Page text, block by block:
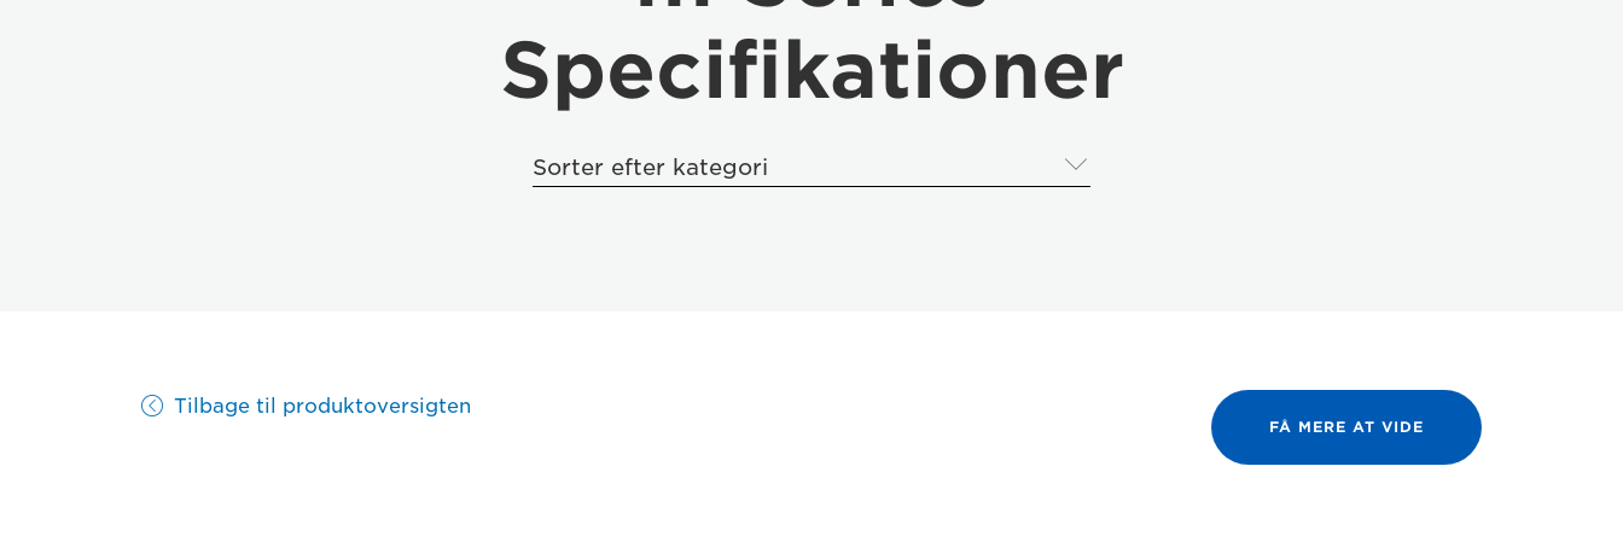
Specifikationer
Sorter efter kategori
Tilbage til produktoversigten
FÅ MERE AT VIDE